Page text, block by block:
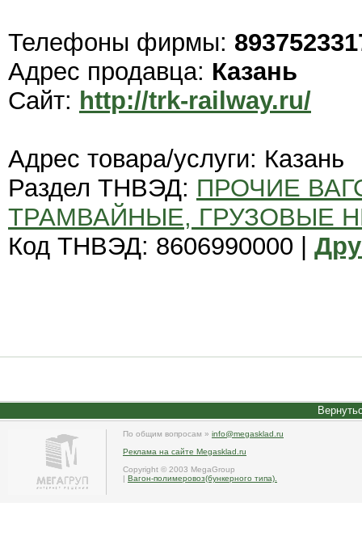
Телефоны фирмы:
Адрес продавца: Казань
Сайт: http://trk-railway.ru/
Адрес товара/услуги: Казань
Раздел ТНВЭД: ПРОЧИЕ
ТРАМВАЙНЫЕ, ГРУЗОВЫЕ
Код ТНВЭД: 8606990000 |
По общим вопросам » info@megasklad.ru
Реклама на сайте Megasklad.ru
Copyright © 2003 MegaGroup
| Вагон-полимеровоз(бункерного типа).